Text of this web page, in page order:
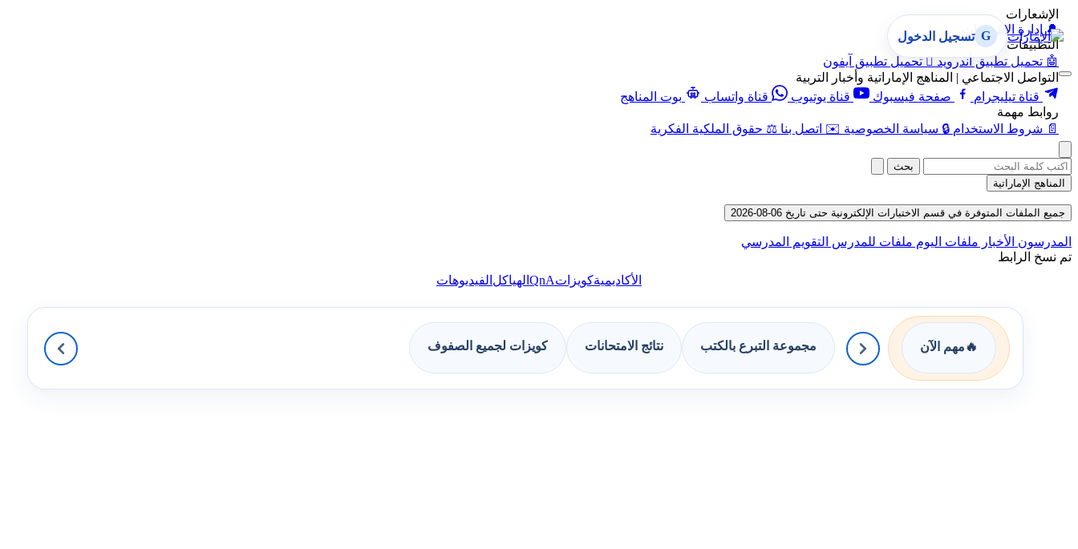
الإشعارات
🔔 إدارة الإشعارات
التطبيقات
🤖 تحميل تطبيق أندرويد  تحميل تطبيق آيفون
التواصل الاجتماعي | المناهج الإماراتية وأخبار التربية
قناة تيليجرام
صفحة فيسبوك قناة يوتيوب قناة واتساب
بوت المناهج
روابط مهمة
📄 شروط الاستخدام 🔒 سياسة الخصوصية ✉️ اتصل بنا ⚖️ حقوق الملكية الفكرية
G تسجيل الدخول
بحث
المناهج الإماراتية
جميع الملفات المتوفرة في قسم الاختبارات الإلكترونية حتى تاريخ 06-08-2026
المدرسون الأخبار ملفات اليوم ملفات للمدرس التقويم المدرسي
تم نسخ الرابط
الأكاديميةكويزاتQnA الهياكل الفيديوهات
🔥 مهم الآن مجموعة التبرع بالكتب نتائج الامتحانات كويزات لجميع الصفوف